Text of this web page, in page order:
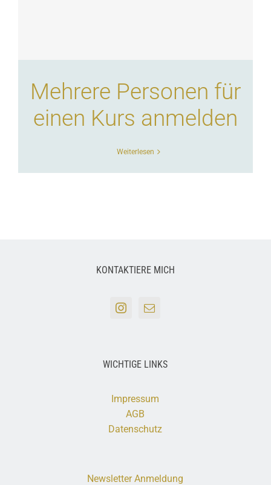
Mehrere Personen für
einen Kurs anmelden
Weiterlesen
KONTAKTIERE MICH
WICHTIGE LINKS
Impressum
AGB
Datenschutz
Newsletter Anmeldung